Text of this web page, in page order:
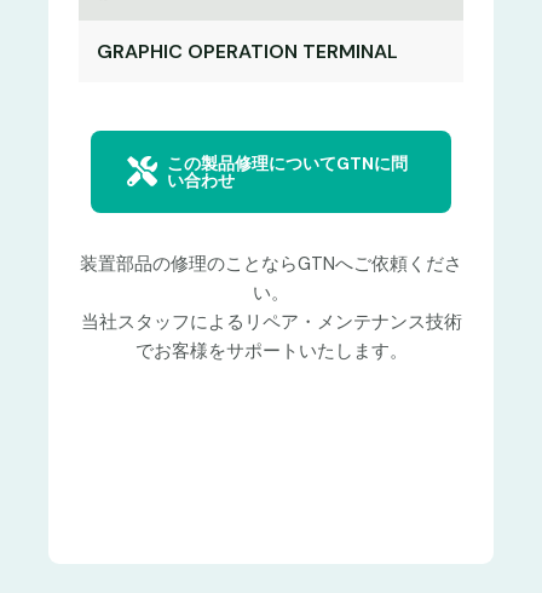
GRAPHIC OPERATION TERMINAL
この製品修理についてGTNに問
い合わせ
装置部品の修理のことならGTNへご依頼くださ
い。
当社スタッフによるリペア・メンテナンス技術
でお客様をサポートいたします。